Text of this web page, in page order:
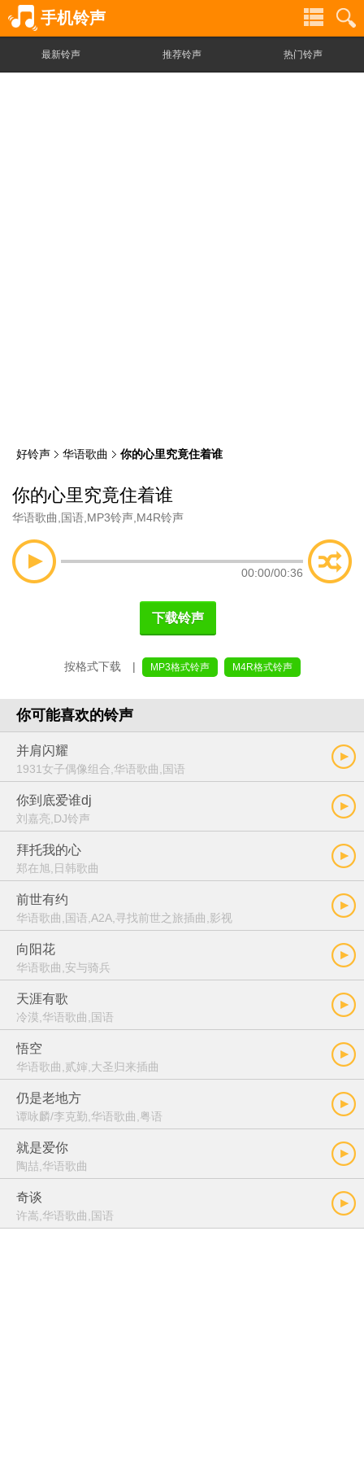
手机铃声
最新铃声 推荐铃声 热门铃声
好铃声 华语歌曲 你的心里究竟住着谁
你的心里究竟住着谁
华语歌曲 国语 MP3铃声 M4R铃声
00:00/00:36
下载铃声
按格式下载 | MP3格式铃声 M4R格式铃声
你可能喜欢的铃声
并肩闪耀
1931女子偶像组合,华语歌曲,国语
你到底爱谁dj
刘嘉亮,DJ铃声
拜托我的心
郑在旭,日韩歌曲
前世有约
华语歌曲,国语,A2A,寻找前世之旅插曲,影视
向阳花
华语歌曲,安与骑兵
天涯有歌
冷漠,华语歌曲,国语
悟空
华语歌曲,贰婶,大圣归来插曲
仍是老地方
谭咏麟/李克勤,华语歌曲,粤语
就是爱你
陶喆,华语歌曲
奇谈
许嵩,华语歌曲,国语